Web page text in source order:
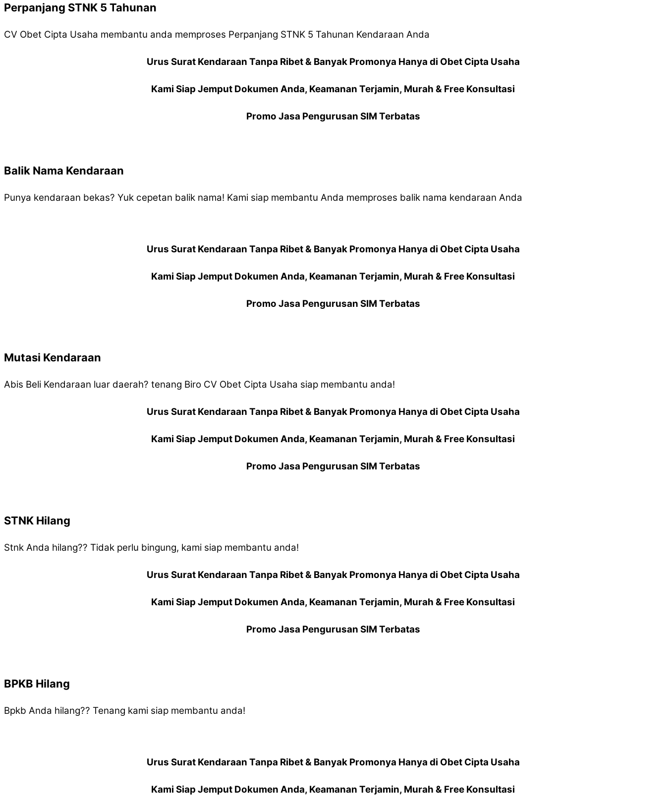
Perpanjang STNK 5 Tahunan
CV Obet Cipta Usaha membantu anda memproses Perpanjang STNK 5 Tahunan Kendaraan Anda
Urus Surat Kendaraan Tanpa Ribet & Banyak Promonya Hanya di Obet Cipta Usaha
Kami Siap Jemput Dokumen Anda, Keamanan Terjamin, Murah & Free Konsultasi
Promo Jasa Pengurusan SIM Terbatas
Balik Nama Kendaraan
Punya kendaraan bekas? Yuk cepetan balik nama! Kami siap membantu Anda memproses balik nama kendaraan Anda
Urus Surat Kendaraan Tanpa Ribet & Banyak Promonya Hanya di Obet Cipta Usaha
Kami Siap Jemput Dokumen Anda, Keamanan Terjamin, Murah & Free Konsultasi
Promo Jasa Pengurusan SIM Terbatas
Mutasi Kendaraan
Abis Beli Kendaraan luar daerah? tenang Biro CV Obet Cipta Usaha siap membantu anda!
Urus Surat Kendaraan Tanpa Ribet & Banyak Promonya Hanya di Obet Cipta Usaha
Kami Siap Jemput Dokumen Anda, Keamanan Terjamin, Murah & Free Konsultasi
Promo Jasa Pengurusan SIM Terbatas
STNK Hilang
Stnk Anda hilang?? Tidak perlu bingung, kami siap membantu anda!
Urus Surat Kendaraan Tanpa Ribet & Banyak Promonya Hanya di Obet Cipta Usaha
Kami Siap Jemput Dokumen Anda, Keamanan Terjamin, Murah & Free Konsultasi
Promo Jasa Pengurusan SIM Terbatas
BPKB Hilang
Bpkb Anda hilang?? Tenang kami siap membantu anda!
Urus Surat Kendaraan Tanpa Ribet & Banyak Promonya Hanya di Obet Cipta Usaha
Kami Siap Jemput Dokumen Anda, Keamanan Terjamin, Murah & Free Konsultasi